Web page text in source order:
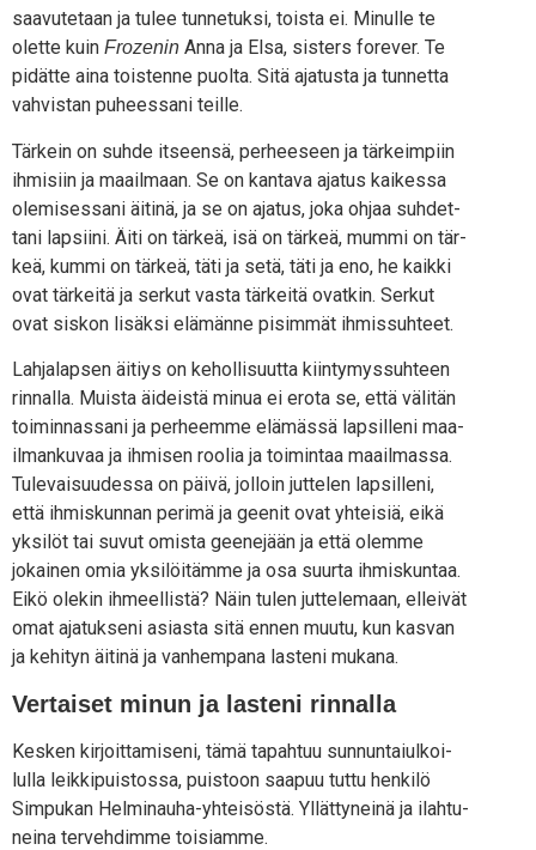
saa­vu­te­taan ja tulee tun­ne­tuk­si, tois­ta ei. Minul­le te
olet­te kuin Froze­nin Anna ja Elsa, sis­ters fore­ver. Te
pidät­te aina tois­ten­ne puol­ta. Sitä aja­tus­ta ja tun­net­ta
vah­vis­tan puhees­sa­ni teille.
Tär­kein on suh­de itseen­sä, per­hee­seen ja tär­keim­piin
ihmi­siin ja maa­il­maan. Se on kan­ta­va aja­tus kai­kes­sa
ole­mi­ses­sa­ni äiti­nä, ja se on aja­tus, joka ohjaa suh­det­
ta­ni lap­sii­ni. Äiti on tär­keä, isä on tär­keä, mum­mi on tär­
keä, kum­mi on tär­keä, täti ja setä, täti ja eno, he kaik­ki
ovat tär­kei­tä ja ser­kut vas­ta tär­kei­tä ovat­kin. Ser­kut
ovat sis­kon lisäk­si elä­män­ne pisim­mät ihmissuhteet.
Lah­ja­lap­sen äitiys on kehol­li­suut­ta kiin­ty­mys­suh­teen
rin­nal­la. Muis­ta äideis­tä minua ei ero­ta se, että väli­tän
toi­min­nas­sa­ni ja per­heem­me elä­mäs­sä lap­sil­le­ni maa­
il­man­ku­vaa ja ihmi­sen roo­lia ja toi­min­taa maa­il­mas­sa.
Tule­vai­suu­des­sa on päi­vä, jol­loin jut­te­len lap­sil­le­ni,
että ihmis­kun­nan peri­mä ja gee­nit ovat yhtei­siä, eikä
yksi­löt tai suvut omis­ta gee­ne­jään ja että olem­me
jokai­nen omia yksi­löi­täm­me ja osa suur­ta ihmis­kun­taa.
Eikö ole­kin ihmeel­lis­tä? Näin tulen jut­te­le­maan, ellei­vät
omat aja­tuk­se­ni asias­ta sitä ennen muu­tu, kun kas­van
ja kehi­tyn äiti­nä ja van­hem­pa­na las­te­ni mukana.
Vertaiset minun ja lasteni rinnalla
Kes­ken kir­joit­ta­mi­se­ni, tämä tapah­tuu sun­nun­tai­ul­koi­
lul­la leik­ki­puis­tos­sa, puis­toon saa­puu tut­tu hen­ki­lö
Sim­pu­kan Hel­mi­nau­ha-yhtei­sös­tä. Yllät­ty­nei­nä ja ilah­tu­
nei­na ter­veh­dim­me toisiamme.